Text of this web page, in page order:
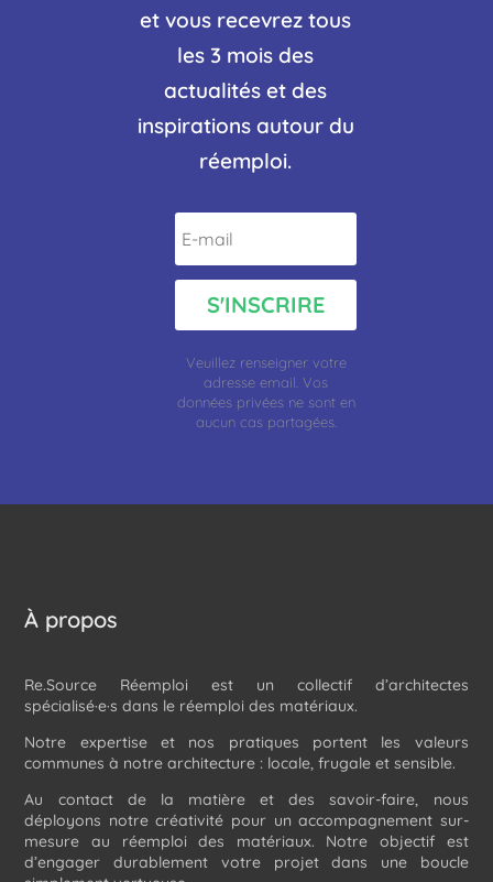
et vous recevrez tous
les 3 mois des
actualités et des
inspirations autour du
réemploi.
S'INSCRIRE
Veuillez renseigner votre
adresseemail.Vos
données privées ne sont en
aucun cas partagées.
À propos
Re.Source Réemploi est un collectif d’architectes
spécialisé·e·s dans le réemploi des matériaux.
Notre expertise et nos pratiques portent les valeurs
communes à notre architecture : locale, frugale et sensible.
Au contact de la matière et des savoir-faire, nous
déployons notre créativité pour un accompagnement sur-
mesure au réemploi des matériaux. Notre objectif est
d’engager durablement votre projet dans une boucle